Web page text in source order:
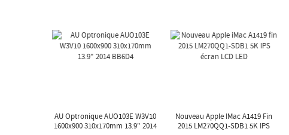
AU Optronique AUO103E W3V10
1600x900 310x170mm 13.9" 2014
Nouveau Apple IMac A1419 Fin
2015 LM270QQ1-SDB1 5K IPS